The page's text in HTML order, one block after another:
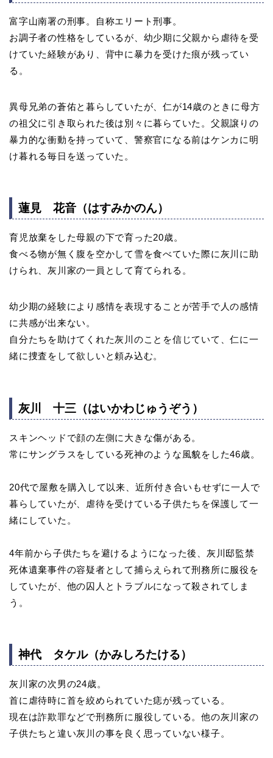
富字山南署の刑事。自称エリート刑事。
お調子者の性格をしているが、幼少期に父親から虐待を受
けていた経験があり、背中に暴力を受けた痕が残ってい
る。
異母兄弟の蒼佑と暮らしていたが、仁が14歳のときに母方
の祖父に引き取られた後は別々に暮らていた。父親譲りの
暴力的な衝動を持っていて、警察官になる前はケンカに明
け暮れる毎日を送っていた。
蓮見 花音（はすみかのん）
育児放棄をした母親の下で育った20歳。
食べる物が無く腹を空かして雪を食べていた際に灰川に助
けられ、灰川家の一員として育てられる。
幼少期の経験により感情を表現することが苦手で人の感情
に共感が出来ない。
自分たちを助けてくれた灰川のことを信じていて、仁に一
緒に捜査をして欲しいと頼み込む。
灰川 十三（はいかわじゅうぞう）
スキンヘッドで顔の左側に大きな傷がある。
常にサングラスをしている死神のような風貌をした46歳。
20代で屋敷を購入して以来、近所付き合いもせずに一人で
暮らしていたが、虐待を受けている子供たちを保護して一
緒にしていた。
4年前から子供たちを避けるようになった後、灰川邸監禁
死体遺棄事件の容疑者として捕らえられて刑務所に服役を
していたが、他の囚人とトラブルになって殺されてしま
う。
神代 タケル（かみしろたける）
灰川家の次男の24歳。
首に虐待時に首を絞められていた痣が残っている。
現在は詐欺罪などで刑務所に服役している。他の灰川家の
子供たちと違い灰川の事を良く思っていない様子。